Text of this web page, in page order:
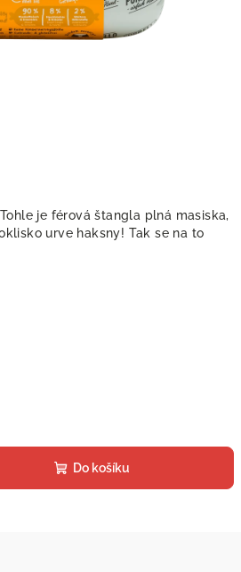
je férová štangla plná masiska,
urve haksny! Tak se na to
Do košíku